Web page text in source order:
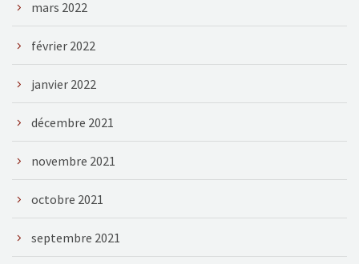
mars 2022
février 2022
janvier 2022
décembre 2021
novembre 2021
octobre 2021
septembre 2021